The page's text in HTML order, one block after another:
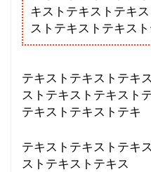
キストテキストテキ
ストテキストテキス
テキストテキストテキ
ストテキストテキスト
テキストテキストテキ
テキストテキストテキ
ストテキストテキス